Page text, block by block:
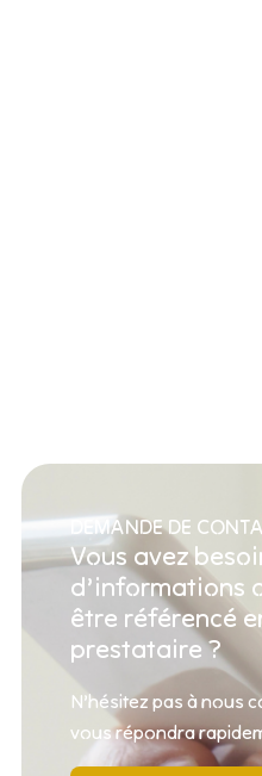
DEMANDE DE
Vous avez
d’informations
être référencé
prestataire ?
N’hésitez pas à nous
vous répondra